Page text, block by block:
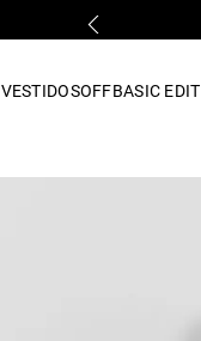
VESTIDOSOFFBASIC EDIT